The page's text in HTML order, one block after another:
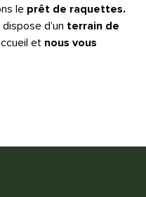
le prêt de raquettes.
d’un terrain de
et nous vous